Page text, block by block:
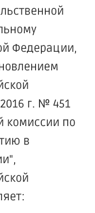
Федерации,
г. № 451
комиссии по
в